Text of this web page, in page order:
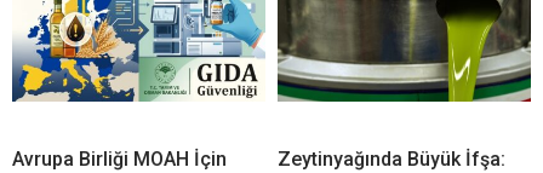
Avrupa Birliği MOAH İçin
Zeytinyağında Büyük İfşa: